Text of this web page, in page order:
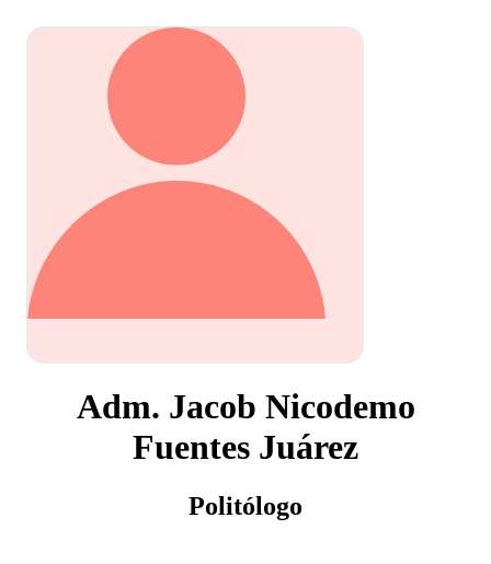
Adm. Jacob Nicodemo
Fuentes Juárez
Politólogo